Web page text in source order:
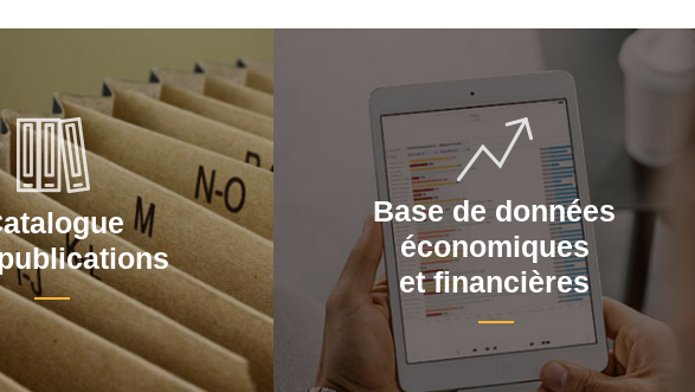
Base de données
économiques
et financières